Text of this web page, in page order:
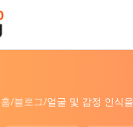
홈/블로그/